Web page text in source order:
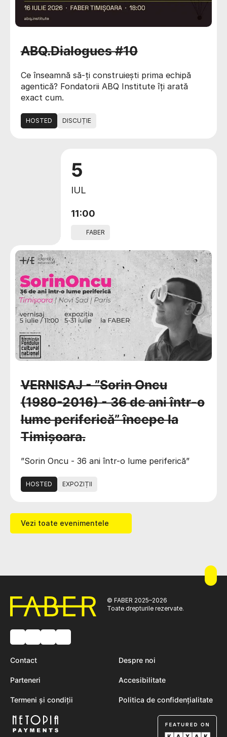
ABQ.Dialogues #10
Ce înseamnă să-ți construiești prima echipă
agentică? Fondatorii ABQ Institute îți arată
exact cum.
HOSTED DISCUȚIE
5
IUL
11:00
FABER
VERNISAJ - ”Sorin Oncu
(1980-2016) - 36 de ani într-o
lume periferică” începe la
Timișoara.
”Sorin Oncu - 36 ani într-o lume periferică”
HOSTED EXPOZIȚII
Vezi toate evenimentele
© FABER 2025–2026
Toate drepturile rezervate.
Contact Despre noi
Parteneri Accesibilitate
Termeni și condiții Politica de confidențialitate